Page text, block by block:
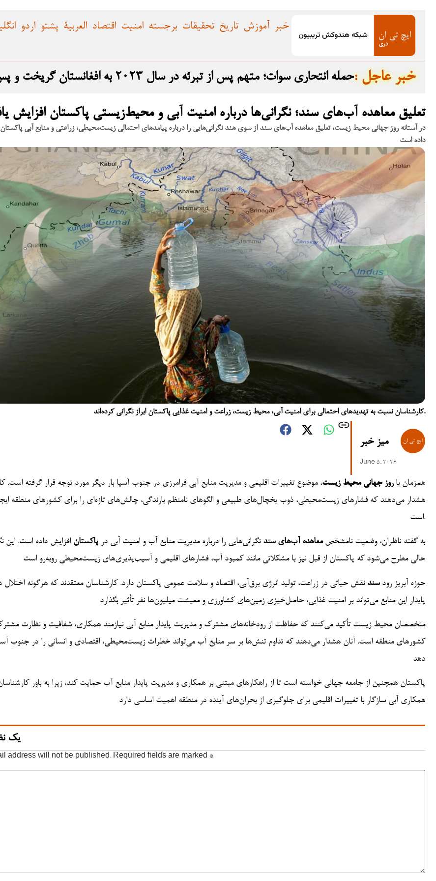
اقتصاد امنیت برجسته تحقیقات تاریخ آموزش خبر اردو پشتو العربية
حمله انتحاری سوات؛ متهم پس از تبرئه در سال ۲۰۲۳ به افغانستان گریخت و پس از بازگشت، حمله را انجام داد گرفت
: خبر عاجل
تعلیق معاهده آب‌های سند؛ نگرانی‌ها درباره امنیت آبی و محیط‌زیستی پاکستان افزایش
در آستانه روز جهانی محیط زیست، تعلیق معاهده آب‌های سند از سوی هند نگرانی‌هایی را درباره پیامدهای احتمالی زیست‌محیطی، زراعتی و منابع آبی
داده است
کارشناسان نسبت به تهدیدهای احتمالی برای امنیت آبی، محیط زیست، زراعت و امنیت غذایی پاکستان ابراز نگرانی کرده‌اند.
میز خبر
June 5, 2026
همزمان باروز جهانی محیط زیست، موضوع تغییرات اقلیمی و مدیریت منابع آبی فرامرزی در جنوب آسیا بار دیگر مورد توجه قرار گرفته است.
هشدار می‌دهند که فشارهای زیست‌محیطی، ذوب یخچال‌های طبیعی و الگوهای نامنظم بارندگی، چالش‌های تازه‌ای را برای کشورهای منطقه
است.
به گفته ناظران، وضعیت نامشخصمعاهده آب‌های سند نگرانی‌هایی را درباره مدیریت منابع آب و امنیت آبی در پاکستان افزایش داده است. این
حالی مطرح می‌شود که پاکستان از قبل نیز با مشکلاتی مانند کمبود آب، فشارهای اقلیمی و آسیب‌پذیری‌های زیست‌محیطی روبه‌رو است
حوزه آبریز رودسند نقش حیاتی در زراعت، تولید انرژی برق‌آبی، اقتصاد و سلامت عمومی پاکستان دارد. کارشناسان معتقدند که هرگونه اختلال
پایدار این منابع می‌تواند بر امنیت غذایی، حاصل‌خیزی زمین‌های کشاورزی و معیشت میلیون‌ها نفر تأثیر بگذارد
متخصصان محیط زیست تأکید می‌کنند که حفاظت از رودخانه‌های مشترک و مدیریت پایدار منابع آبی نیازمند همکاری، شفافیت و نظارت
کشورهای منطقه است. آنان هشدار می‌دهند که تداوم تنش‌ها بر سر منابع آب می‌تواند خطرات زیست‌محیطی، اقتصادی و انسانی را در جنوب
دهد
پاکستان همچنین از جامعه جهانی خواسته است تا از راهکارهای مبتنی بر همکاری و مدیریت پایدار منابع آب حمایت کند، زیرا به باور
همکاری آبی سازگار با تغییرات اقلیمی برای جلوگیری از بحران‌های آینده در منطقه اهمیت اساسی دارد
یک
address will not be published. Required fields are marked *